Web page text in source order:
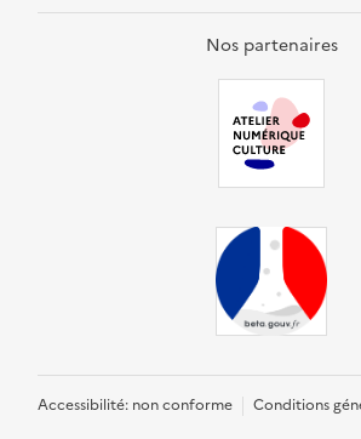
Nos partenaires
Accessibilité: non conforme
Conditions